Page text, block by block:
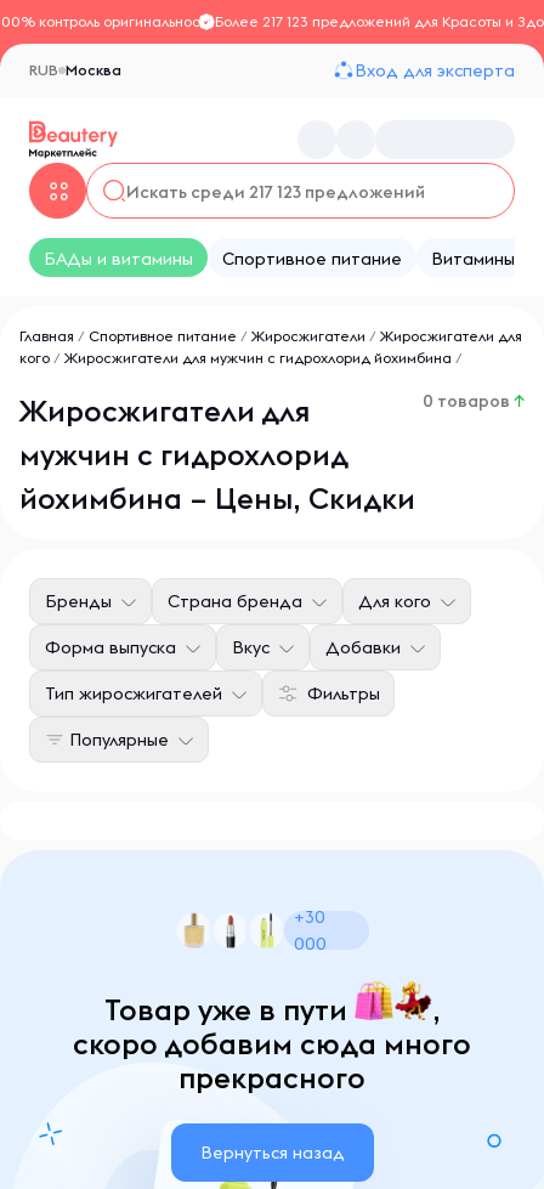
контроль оригинальностиБолее 217 123 предложений для Красоты и
Москва
RUB Вход для эксперта
БАДы и витамины Спортивное питание Витамины
Главная / Спортивное питание / Жиросжигатели / Жиросжигатели для
кого / Жиросжигатели для мужчин с гидрохлорид йохимбина /
Жиросжигатели для
мужчин с гидрохлорид
йохимбина – Цены, Скидки
0 товаров ↑
Фильтры
Бренды Страна бренда Для кого
Форма выпуска Вкус Добавки
Тип жиросжигателей
Популярные
+30
000
Товар уже в пути
,
скоро добавим сюда много
прекрасного
Вернуться назад